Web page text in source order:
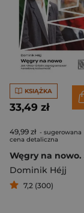
KSIĄŻKA
33,49 zł
49,99 zł - sugerowana
cena detaliczna
Dominik Héjj
7,2 (300)